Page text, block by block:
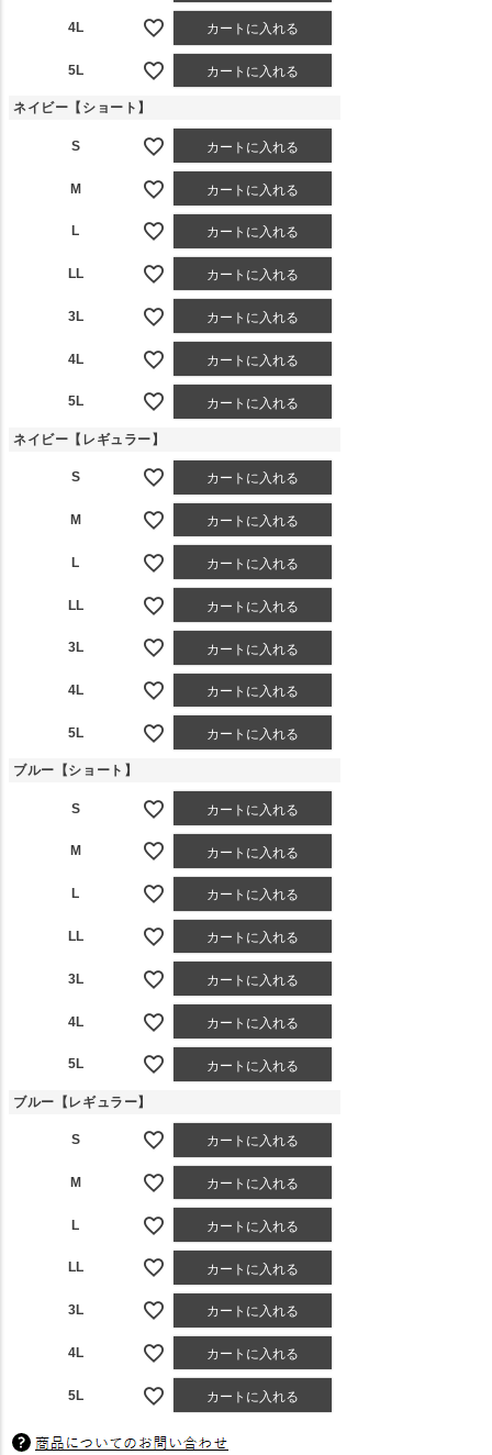
4L カートに入れる
5L カートに入れる
ネイビー【ショート】
S カートに入れる
M カートに入れる
L カートに入れる
LL カートに入れる
3L カートに入れる
4L カートに入れる
5L カートに入れる
ネイビー【レギュラー】
S カートに入れる
M カートに入れる
L カートに入れる
LL カートに入れる
3L カートに入れる
4L カートに入れる
5L カートに入れる
ブルー【ショート】
S カートに入れる
M カートに入れる
L カートに入れる
LL カートに入れる
3L カートに入れる
4L カートに入れる
5L カートに入れる
ブルー【レギュラー】
S カートに入れる
M カートに入れる
L カートに入れる
LL カートに入れる
3L カートに入れる
4L カートに入れる
5L カートに入れる